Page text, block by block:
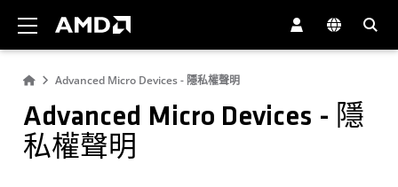
Advanced Micro Devices - 隱私權聲明
Advanced Micro Devices - 隱
私權聲明